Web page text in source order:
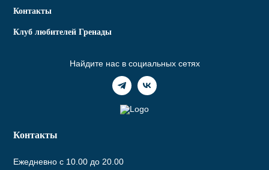
Контакты
Клуб любителей Гренады
Найдите нас в социальных сетях
Контакты
Ежедневно с 10.00 до 20.00